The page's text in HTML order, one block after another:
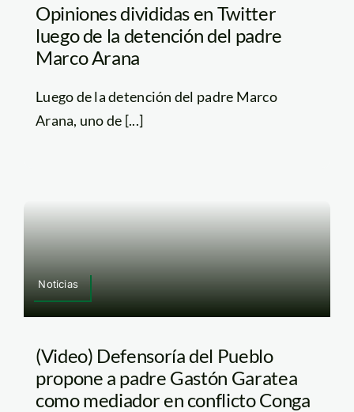
Opiniones divididas en Twitter
luego de la detención del padre
Marco Arana
Luego de la detención del padre Marco
Arana, uno de [...]
Noticias
(Video) Defensoría del Pueblo
propone a padre Gastón Garatea
como mediador en conflicto Conga